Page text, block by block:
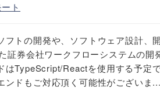
ト
フトの開発や、ソフトウェア設計、
証券会社ワークフローシステムの開
はTypeScript/Reactを使用する予定で
ンドもご対応頂く可能性がございま...